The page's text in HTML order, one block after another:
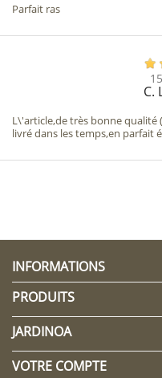
Parfait ras
C.
L\'article,de très bonne qualité
livré dans les temps,en parfait
INFORMATIONS
PRODUITS
JARDINOA
VOTRE COMPTE